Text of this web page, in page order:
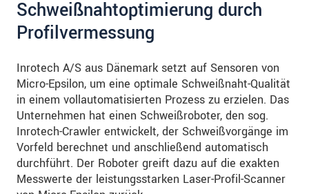
Schweißnahtoptimierung durch
Profilvermessung
Inrotech A/S aus Dänemark setzt auf Sensoren von
Micro-Epsilon, um eine optimale Schweißnaht-Qualität
in einem vollautomatisierten Prozess zu erzielen. Das
Unternehmen hat einen Schweißroboter, den sog.
Inrotech-Crawler entwickelt, der Schweißvorgänge im
Vorfeld berechnet und anschließend automatisch
durchführt. Der Roboter greift dazu auf die exakten
Messwerte der leistungsstarken Laser-Profil-Scanner